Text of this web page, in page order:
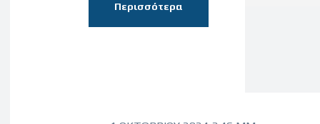
Περισσότερα